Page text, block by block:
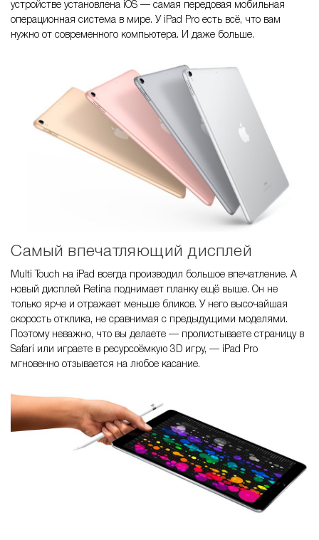
устройстве установлена iOS — самая передовая мобильная
операционная система в мире. У iPad Pro есть всё, что вам
нужно от современного компьютера. И даже больше.
Самый впечатляющий дисплей
Multi Touch на iPad всегда производил большое впечатление. А
новый дисплей Retina поднимает планку ещё выше. Он не
только ярче и отражает меньше бликов. У него высочайшая
скорость отклика, не сравнимая с предыдущими моделями.
Поэтому неважно, что вы делаете — пролистываете страницу в
Safari или играете в ресурсоёмкую 3D игру, — iPad Pro
мгновенно отзывается на любое касание.